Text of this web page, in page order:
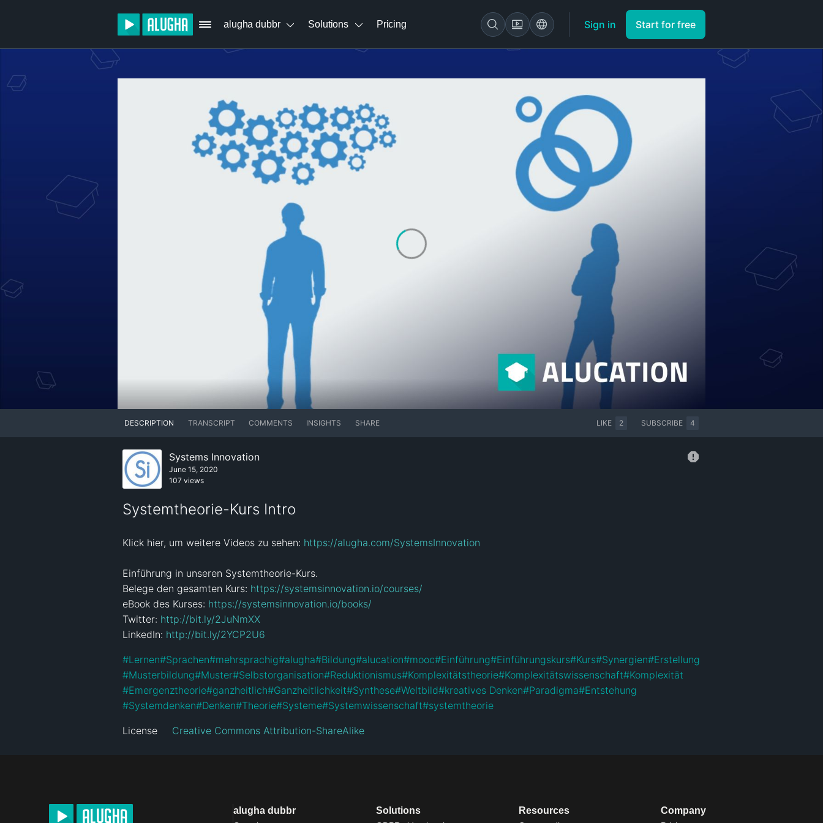
alugha dubbr Solutions Pricing Sign in Start for free
DESCRIPTION TRANSCRIPT COMMENTS INSIGHTS SHARE LIKE 2 SUBSCRIBE 4
Systems Innovation
June 15, 2020
107 views
Systemtheorie-Kurs Intro
Klick hier, um weitere Videos zu sehen: https://alugha.com/SystemsInnovation
Einführung in unseren Systemtheorie-Kurs.
Belege den gesamten Kurs: https://systemsinnovation.io/courses/
eBook des Kurses: https://systemsinnovation.io/books/
Twitter: http://bit.ly/2JuNmXX
LinkedIn: http://bit.ly/2YCP2U6
#Lernen#Sprachen#mehrsprachig#alugha#Bildung#alucation#mooc#Einführung#Einführungskurs#Kurs#Synergien#Erstellung
#Musterbildung#Muster#Selbstorganisation#Reduktionismus#Komplexitätstheorie#Komplexitätswissenschaft#Komplexität
#Emergenztheorie#ganzheitlich#Ganzheitlichkeit#Synthese#Weltbild#kreatives Denken#Paradigma#Entstehung
#Systemdenken#Denken#Theorie#Systeme#Systemwissenschaft#systemtheorie
License Creative Commons Attribution-ShareAlike
alugha dubbr Solutions Resources Company